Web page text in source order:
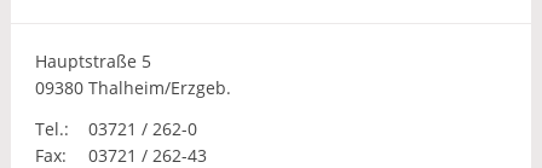
Hauptstraße 5
09380 Thalheim/Erzgeb.
Tel.:
03721 / 262-0
Fax:
03721 / 262-43